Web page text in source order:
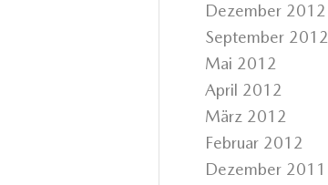
Dezember 2012
September 2012
Mai 2012
April 2012
März 2012
Februar 2012
Dezember 2011